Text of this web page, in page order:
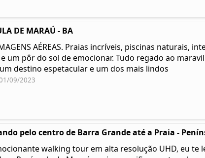
DE MARAÚ - BA
AÉREAS. Praias incríveis, piscinas naturais,
um pôr do sol de emocionar. Tudo regado ao
destino espetacular e um dos mais lindos
09/2023
pelo centro de Barra Grande até a Praia -
walking tour em alta resolução UHD, eu te